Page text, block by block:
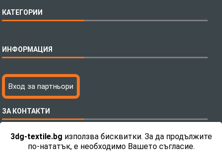
3dg-textile.bg използва бисквитки. За да продължите
по-нататък, е необходимо Вашето съгласие.
КАТЕГОРИИ
Бебешки спални комплекти
Тениски с пълноцветен печат
Хавлиени кърпи
Пончо за водни спортове
Микрофибърни Велурени Кърпи
Детски пончота
ИНФОРМАЦИЯ
Технология на печатане
Файлове за печат
Как да поръчам?
С какво сме различни?
Контакти
Вход за партньори
ЗА КОНТАКТИ
Телефон:0892 26 04 34 / 0896 57 42 42